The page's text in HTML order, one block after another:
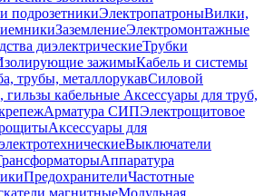
подрозетникиЭлектропатроныВилки,
ЗаземлениеЭлектромонтажные
диэлектрическиеТрубки
зажимыКабель и системы
трубы, металлорукавСиловой
гильзы кабельные Аксессуары для труб,
Арматура СИПЭлектрощитовое
Аксессуары для
Выключатели
Аппаратура
ПредохранителиЧастотные
магнитныеМодульная